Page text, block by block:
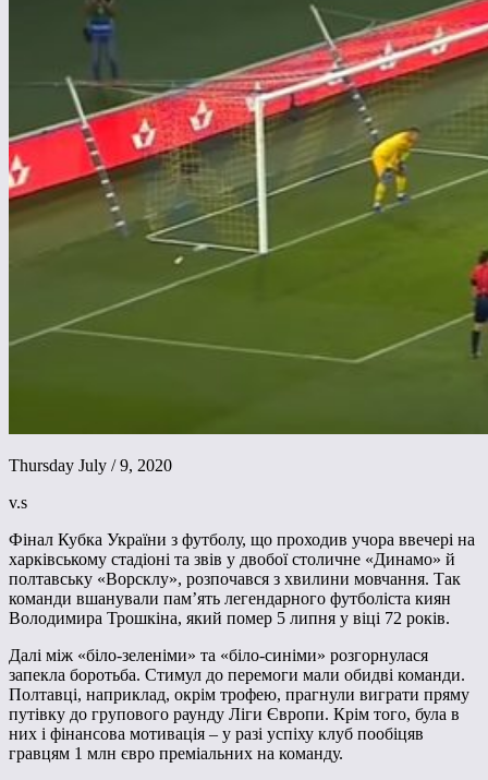
Thursday July / 9, 2020
v.s
Фінал Кубка України з футболу, що проходив учора ввечері на
харківському стадіоні та звів у двобої столичне «Динамо» й
полтавську «Ворсклу», розпочався з хвилини мовчання. Так
команди вшанували пам’ять легендарного футболіста киян
Володимира Трошкіна, який помер 5 липня у віці 72 років.
Далі між «біло-зеленіми» та «біло-синіми» розгорнулася
запекла боротьба. Стимул до перемоги мали обидві команди.
Полтавці, наприклад, окрім трофею, прагнули виграти пряму
путівку до групового раунду Ліги Європи. Крім того, була в
них і фінансова мотивація – у разі успіху клуб пообіцяв
гравцям 1 млн євро преміальних на команду.